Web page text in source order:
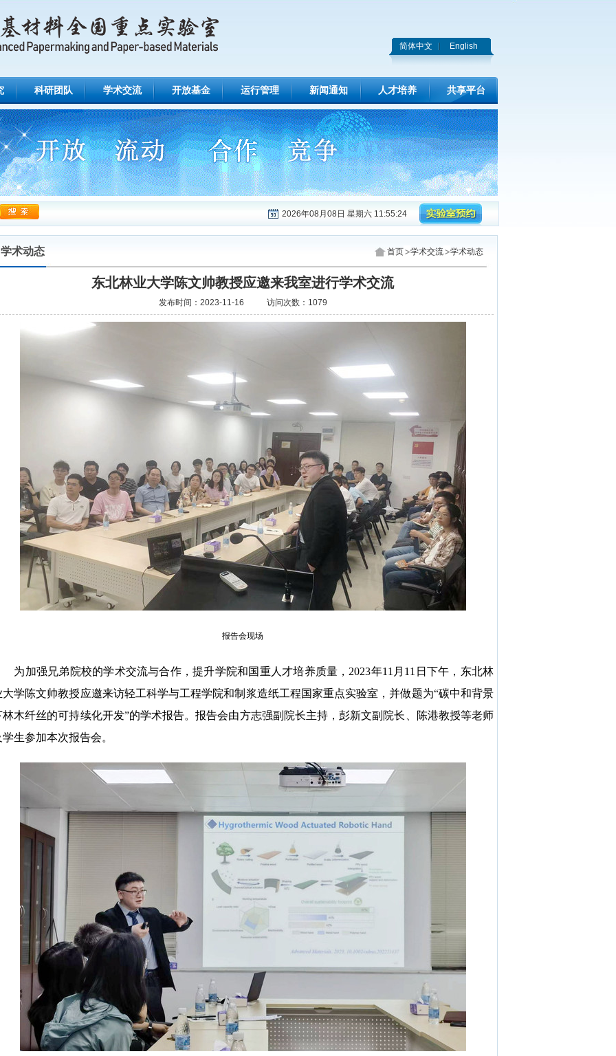
简体中文 English
科研团队 学术交流 开放基金 运行管理 新闻通知 人才培养 共享平台
2026年08月08日 星期六 11:55:25
学术动态 首页 学术交流 学术动态
东北林业大学陈文帅教授应邀来我室进行学术交流
发布时间： 2023-11-16 访问次数： 1079
报告会现场
加强兄弟院校的学术交流与合作，提升学院和国重人才培养质量，2023年11月11日下午，东北林
大学陈文帅教授应邀来访轻工科学与工程学院和制浆造纸工程国家重点实验室，并做题为“碳中和背景
林木纤丝的可持续化开发”的学术报告。报告会由方志强副院长主持，彭新文副院长、陈港教授等老师
学生参加本次报告会。